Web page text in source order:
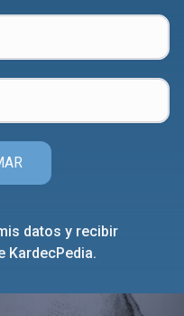
datos y recibir
KardecPedia.